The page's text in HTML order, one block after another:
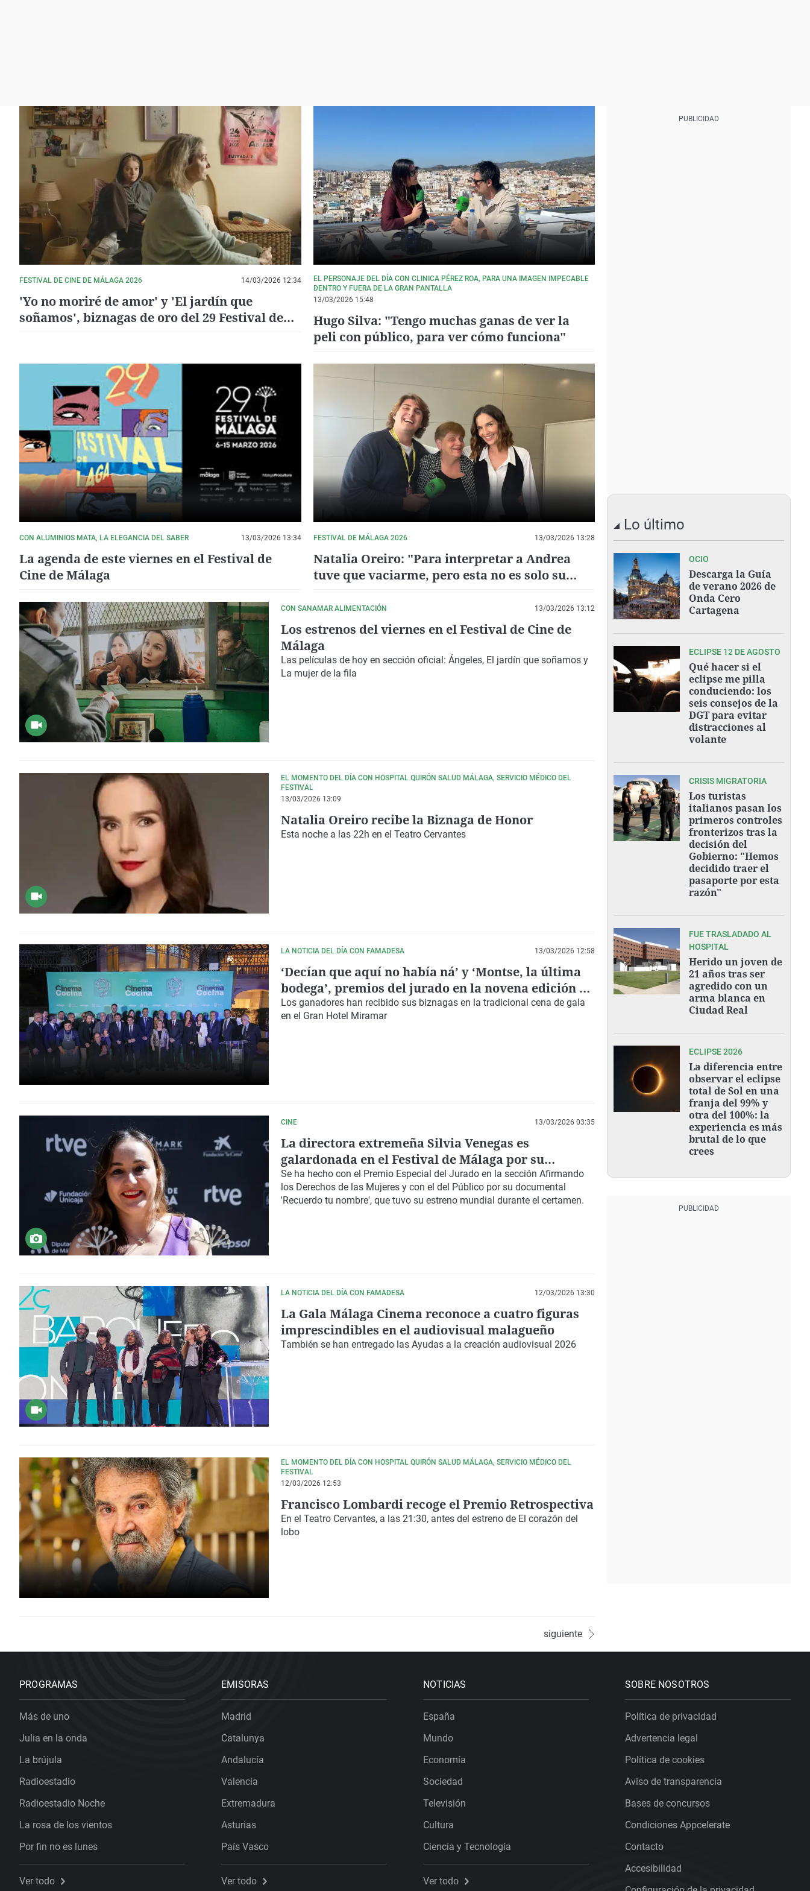
FESTIVAL DE CINE DE MÁLAGA 2026 14/03/2026 12:34
'Yo no moriré de amor' y 'El jardín que
soñamos', biznagas de oro del 29 Festival de
EL PERSONAJE DEL DÍA CON CLINICA PÉREZ ROA, PARA UNA IMAGEN IMPECABLE
DENTRO Y FUERA DE LA GRAN PANTALLA
13/03/2026 15:48
Hugo Silva: "Tengo muchas ganas de ver la
peli con público, para ver cómo funciona"
CON ALUMINIOS MATA, LA ELEGANCIA DEL SABER 13/03/2026 13:34
La agenda de este viernes en el Festival de
Cine de Málaga
FESTIVAL DE MÁLAGA 2026 13/03/2026 13:28
Natalia Oreiro: "Para interpretar a Andrea
tuve que vaciarme, pero esta no es solo su
CON SANAMAR ALIMENTACIÓN 13/03/2026 13:12
Los estrenos del viernes en el Festival de Cine de
Málaga
Las películas de hoy en sección oficial: Ángeles, El jardín que soñamos y
La mujer de la fila
EL MOMENTO DEL DÍA CON HOSPITAL QUIRÓN SALUD MÁLAGA, SERVICIO MÉDICO DEL
FESTIVAL
13/03/2026 13:09
Natalia Oreiro recibe la Biznaga de Honor
Esta noche a las 22h en el Teatro Cervantes
LA NOTICIA DEL DÍA CON FAMADESA 13/03/2026 12:58
‘Decían que aquí no había ná’ y ‘Montse, la última
bodega’, premios del jurado en la novena edición de
Cinema Cocina
Los ganadores han recibido sus biznagas en la tradicional cena de gala
en el Gran Hotel Miramar
CINE 13/03/2026 03:35
La directora extremeña Silvia Venegas es
galardonada en el Festival de Málaga por su
documental 'Recuerdo tu nombre'
Se ha hecho con el Premio Especial del Jurado en la sección Afirmando
los Derechos de las Mujeres y con el del Público por su documental
'Recuerdo tu nombre', que tuvo su estreno mundial durante el certamen.
LA NOTICIA DEL DÍA CON FAMADESA 12/03/2026 13:30
La Gala Málaga Cinema reconoce a cuatro figuras
imprescindibles en el audiovisual malagueño
También se han entregado las Ayudas a la creación audiovisual 2026
EL MOMENTO DEL DÍA CON HOSPITAL QUIRÓN SALUD MÁLAGA, SERVICIO MÉDICO DEL
FESTIVAL
12/03/2026 12:53
Francisco Lombardi recoge el Premio Retrospectiva
En el Teatro Cervantes, a las 21:30, antes del estreno de El corazón del
lobo
siguiente
Lo último
OCIO
Descarga la Guía
de verano 2026 de
Onda Cero
Cartagena
ECLIPSE 12 DE AGOSTO
Qué hacer si el
eclipse me pilla
conduciendo: los
seis consejos de la
DGT para evitar
distracciones al
volante
CRISIS MIGRATORIA
Los turistas
italianos pasan los
primeros controles
fronterizos tras la
decisión del
Gobierno: "Hemos
decidido traer el
pasaporte por esta
razón"
FUE TRASLADADO AL
HOSPITAL
Herido un joven de
21 años tras ser
agredido con un
arma blanca en
Ciudad Real
ECLIPSE 2026
La diferencia entre
observar el eclipse
total de Sol en una
franja del 99% y
otra del 100%: la
experiencia es más
brutal de lo que
crees
PROGRAMAS
Más de uno
Julia en la onda
La brújula
Radioestadio
Radioestadio Noche
La rosa de los vientos
Por fin no es lunes
Ver todo
EMISORAS
Madrid
Catalunya
Andalucía
Valencia
Extremadura
Asturias
País Vasco
Ver todo
NOTICIAS
España
Mundo
Economía
Sociedad
Televisión
Cultura
Ciencia y Tecnología
Ver todo
SOBRE NOSOTROS
Política de privacidad
Advertencia legal
Política de cookies
Aviso de transparencia
Bases de concursos
Condiciones Appcelerate
Contacto
Accesibilidad